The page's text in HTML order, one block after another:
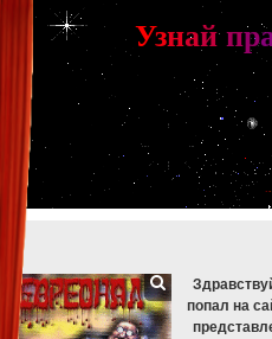
[phpBB Debug] PHP Warning : in file [ROOT]/
mysqli_fetch_assoc(): Couldn't fetch
[phpBB Debug] PHP Warning: in file[ROOT]/
mysqli_free_result(): Couldn't fetch
[phpBB Debug] PHP Warning
[ROOT]/
mysqli_fetch_assoc(): Couldn't fetch
[phpBB Debug] PHP Warning
: in file [ROOT]/
mysqli_free_result(): Couldn't fetch
[phpBB Debug] PHP Warning: in file [ROOT]/
mysqli_fetch_assoc(): Couldn't fetch
[phpBB Debug] PHP Warning
[ROOT]/
mysqli_free_result(): Couldn't fetch
[phpBB Debug] PHP Warning
: in file [ROOT]/
mysqli_fetch_assoc(): Couldn't fetch
[phpBB Debug] PHP Warning
[ROOT]/
mysqli_free_result(): Couldn't fetch
Узнай пр
попал на